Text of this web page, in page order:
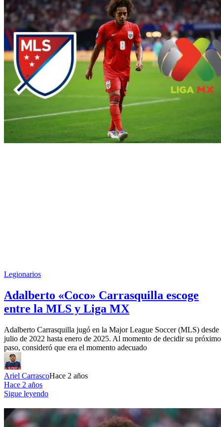
Legionarios
Adalberto «Coco» Carrasquilla escoge
entre la MLS y Liga MX
Adalberto Carrasquilla jugó en la Major League Soccer (MLS) desde
julio de 2022 hasta enero de 2025. Al momento de decidir su próximo
paso, consideró que era el momento adecuado
Ariel CarrascoHace 2 años
Hace 2 años
Sigue leyendo